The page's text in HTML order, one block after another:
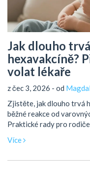
Jak dlouho
hexavakcíně?
volat lékaře
z čec 3, 2026 - od
Zjistěte, jak dlouho trvá
běžné reakce od
Praktické rady pro
Více